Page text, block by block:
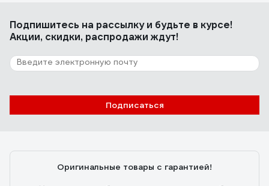
Подпишитесь на рассылкуи будьте в курсе!
Акции, скидки, распродажи ждут!
Подписаться
Оригинальные товары с гарантией!